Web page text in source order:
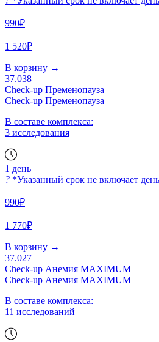
990₽
1 520₽
В корзину →
37.038
Check-up Пременопауза
Check-up Пременопауза
В составе комплекса:
3 исследования
1 день
? *Указанный срок не включает
990₽
1 770₽
В корзину →
37.027
Check-up Анемия MAXIMUM
Check-up Анемия MAXIMUM
В составе комплекса:
11 исследований